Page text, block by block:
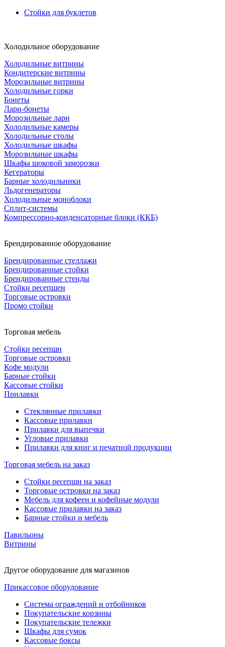
Стойки для буклетов
Холодильное оборудование
Холодильные витрины
Кондитерские витрины
Морозильные витрины
Холодильные горки
Бонеты
Лари-бонеты
Морозильные лари
Холодильные камеры
Холодильные столы
Холодильные шкафы
Морозильные шкафы
Шкафы шоковой заморозки
Кегераторы
Барные холодильники
Льдогенераторы
Холодильные моноблоки
Сплит-системы
Компрессорно-конденсаторные блоки (ККБ)
Брендированное оборудование
Брендированные стеллажи
Брендированные стойки
Брендированные стенды
Стойки ресепшен
Торговые островки
Промо стойки
Торговая мебель
Стойки ресепшн
Торговые островки
Кофе модули
Барные стойки
Кассовые стойки
Прилавки
Стеклянные прилавки
Кассовые прилавки
Прилавки для выпечки
Угловые прилавки
Прилавки для книг и печатной продукции
Торговая мебель на заказ
Стойки ресепшн на заказ
Торговые островки на заказ
Мебель для кофеен и кофейные модули
Кассовые прилавки на заказ
Барные стойки и мебель
Павильоны
Витрины
Другое оборудование для магазинов
Прикассовое оборудование
Система ограждений и отбойников
Покупательские корзины
Покупательские тележки
Шкафы для сумок
Кассовые боксы